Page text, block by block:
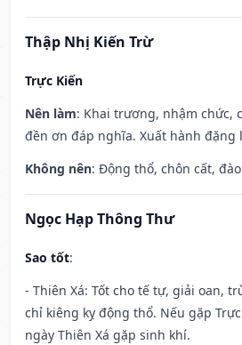
Thập Nhị Kiến Trừ
Trực Kiến
Nên làm: Khai trương, nhậm chức,
đền ơn đáp nghĩa. Xuất hành đặng
Không nên: Động thổ, chôn cất,
Ngọc Hạp Thông Thư
Sao tốt:
- Thiên Xá: Tốt cho tế tự, giải oan,
chỉ kiêng kỵ động thổ. Nếu gặp
ngày Thiên Xá gặp sinh khí.